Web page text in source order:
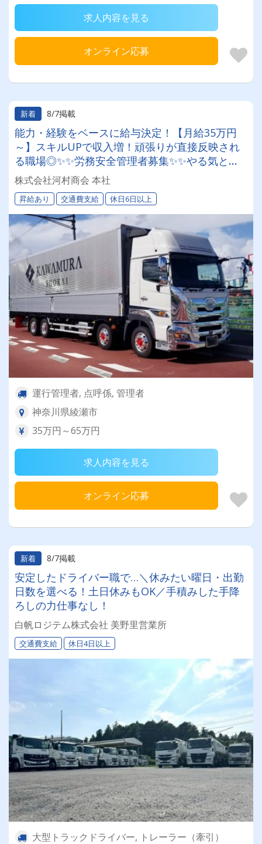
求人内容を見る
オンライン応募
新着 8/7掲載
能力・経験をベースに給与決定！【月給35万円
～】スキルUPで収入増！頑張りが直接反映され
る職場◎✨✨労務安全管理者募集✨✨やる気と頑
張りで上り詰める！昇給・キャリアアップも全て
は拳の中に＿＿＿！！！
株式会社河村商会 本社
昇給あり 交通費支給 休日6日以上
運行管理者, 点呼係, 管理者
神奈川県綾瀬市
35万円～65万円
求人内容を見る
オンライン応募
新着 8/7掲載
安定したドライバー職で…＼休みたい曜日・出勤
日数を選べる！土日休みもOK／手積みした手降
ろしの力仕事なし！
白帆ロジテム株式会社 美野里営業所
交通費支給 休日4日以上
大型トラックドライバー, トレーラー（牽引）